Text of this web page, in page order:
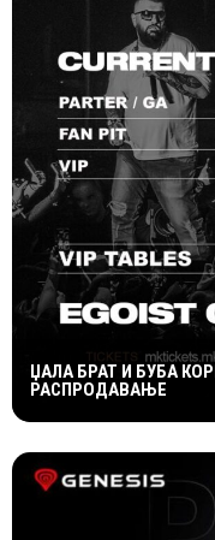
ЏАЛА БРАТ И БУБА
РАСПРОДАВАЊЕ